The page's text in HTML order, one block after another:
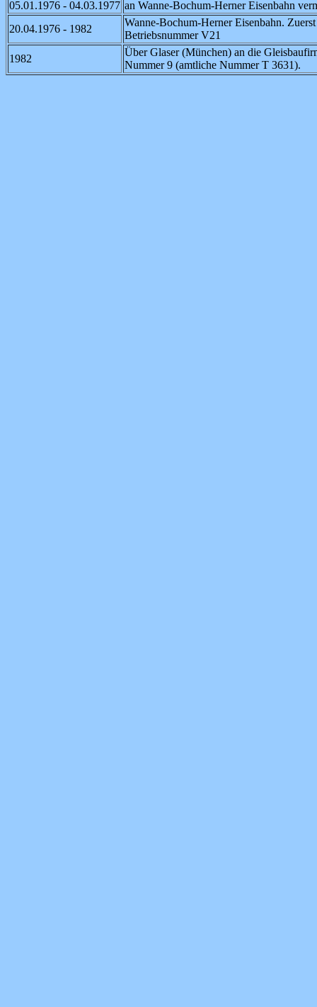
05.01.1976 - 04.03.1977 an Wanne-Bochum-Herner Eisenbahn
20.04.1976 - 1982
Wanne-Bochum-Herner Eisenbahn.
Betriebsnummer V21
1982
Über Glaser (München) an die
Nummer 9 (amtliche Nummer T 3631).